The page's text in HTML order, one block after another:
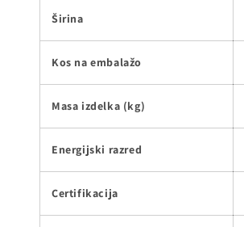
Širina
Kos na embalažo
Masa izdelka (kg)
Energijski razred
Certifikacija